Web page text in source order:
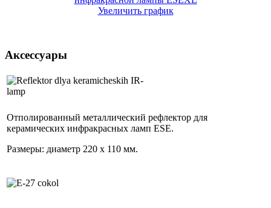
Увеличить график
Аксессуары
Отполированный металлический рефлектор для
керамических инфракрасных ламп ESE.
Размеры: диаметр 220 x 110 мм.